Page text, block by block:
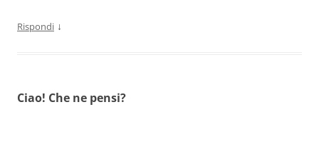
Rispondi ↓
Ciao! Che ne pensi?